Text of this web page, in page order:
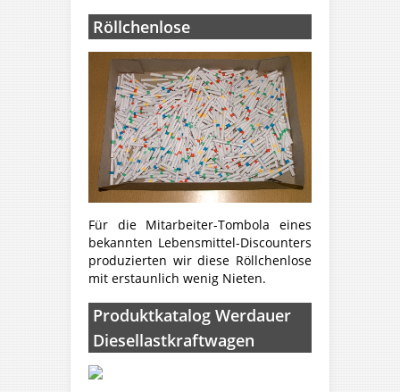
Röllchenlose
Für die Mitarbeiter-Tombola eines
bekannten Lebensmittel-Discounters
produzierten wir diese Röllchenlose
mit erstaunlich wenig Nieten.
Produktkatalog Werdauer
Diesellastkraftwagen